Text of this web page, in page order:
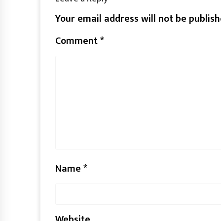
Your email address will not be
Comment*
Name*